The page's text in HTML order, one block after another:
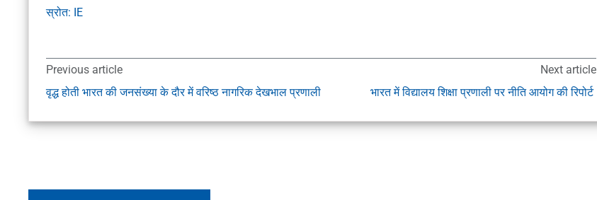
स्रोत: IE
Previous article
वृद्ध होती भारत की जनसंख्या के दौर में वरिष्ठ नागरिक देखभाल प्रणाली
Next article
भारत में विद्यालय शिक्षा प्रणाली पर नीति आयोग की रिपोर्ट